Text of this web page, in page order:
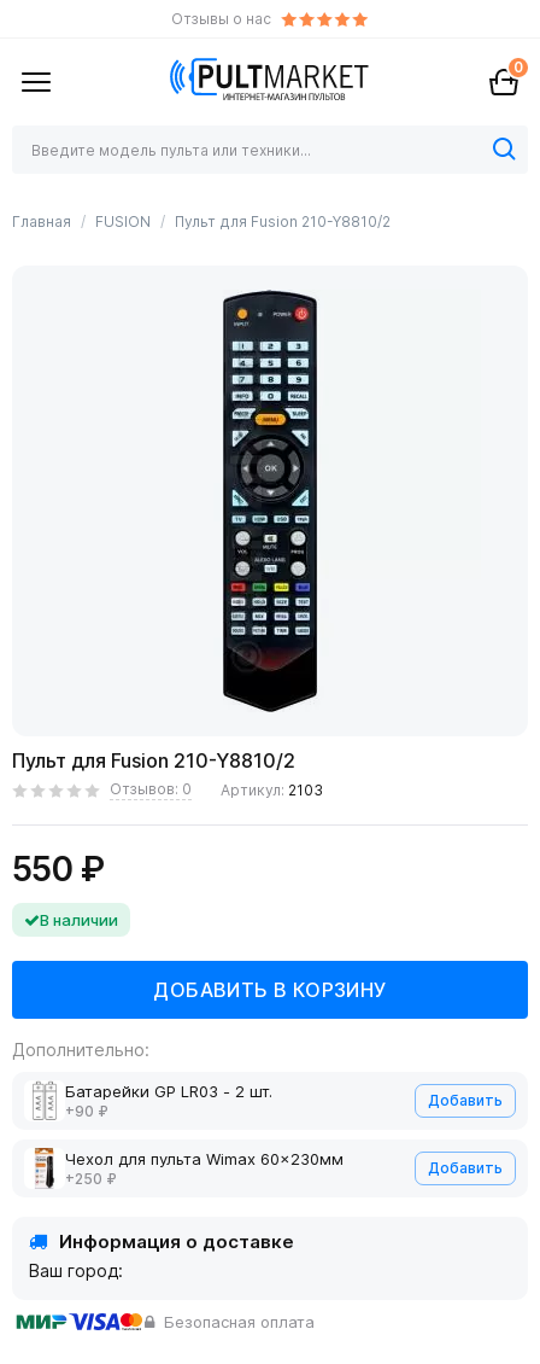
Отзывы о нас
0
Главная FUSION Пульт для Fusion 210-Y8810/2
Пульт для Fusion 210-Y8810/2
Отзывов: 0 Артикул: 2103
550 ₽
В наличии
Дополнительно:
Батарейки GP LR03 - 2 шт.
+90 ₽
Добавить
Чехол для пульта Wimax 60x230мм
+250 ₽
Добавить
Информация о доставке
Ваш город:
Безопасная оплата